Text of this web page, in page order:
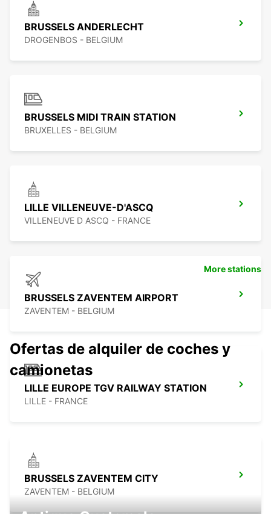
BRUSSELS ANDERLECHT
DROGENBOS - BELGIUM
BRUSSELS MIDI TRAIN STATION
BRUXELLES - BELGIUM
LILLE VILLENEUVE-D'ASCQ
VILLENEUVE D ASCQ - FRANCE
BRUSSELS ZAVENTEM AIRPORT
ZAVENTEM - BELGIUM
LILLE EUROPE TGV RAILWAY STATION
LILLE - FRANCE
BRUSSELS ZAVENTEM CITY
ZAVENTEM - BELGIUM
More stations
Ofertas de alquiler de coches y
camionetas